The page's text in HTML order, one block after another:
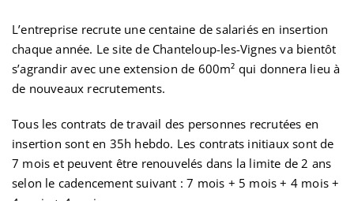
L’entreprise recrute une centaine de salariés en insertion
chaque année. Le site de Chanteloup-les-Vignes va bientôt
s’agrandir avec une extension de 600m² qui donnera lieu à
de nouveaux recrutements.
Tous les contrats de travail des personnes recrutées en
insertion sont en 35h hebdo. Les contrats initiaux sont de
7 mois et peuvent être renouvelés dans la limite de 2 ans
selon le cadencement suivant : 7 mois + 5 mois + 4 mois +